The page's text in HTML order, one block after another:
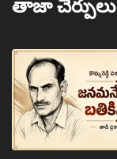
తాజా చేర్పులు